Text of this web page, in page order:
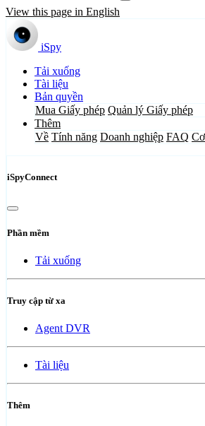
View this page in English
iSpy
Tải xuống
Tài liệu
Bản quyền
Mua Giấy phép Quản lý Giấy phép
Thêm
Về Tính năng Doanh nghiệp FAQ
iSpyConnect
Phần mềm
Tải xuống
Truy cập từ xa
Agent DVR
Tài liệu
Thêm